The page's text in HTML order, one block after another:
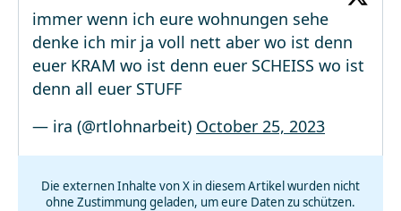
immer wenn ich eure wohnungen sehe
denke ich mir ja voll nett aber wo ist denn
euer KRAM wo ist denn euer SCHEISS wo ist
denn all euer STUFF
— ira (@rtlohnarbeit) October 25, 2023
Die externen Inhalte von X in diesem Artikel wurden nicht
ohne Zustimmung geladen, um eure Daten zu schützen.